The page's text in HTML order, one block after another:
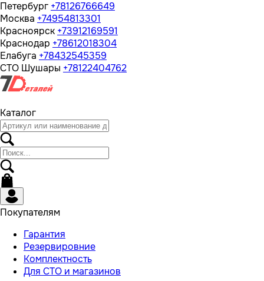
Петербург +78126766649
Москва +74954813301
Красноярск +73912169591
Краснодар +78612018304
Елабуга +78432545359
СТО Шушары +78122404762
Каталог
Покупателям
Гарантия
Резервировние
Комплектность
Для СТО и магазинов